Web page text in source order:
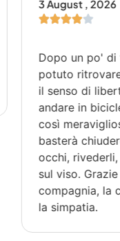
3 August , 2026
Dopo un po' di
potuto
il senso di
andare in
così
basterà
occhi,
sul viso.
compagnia, la
la simpatia.